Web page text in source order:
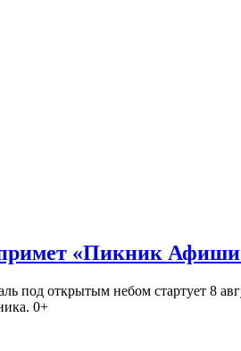
«Пикник
открытым небом стартует 8
0+